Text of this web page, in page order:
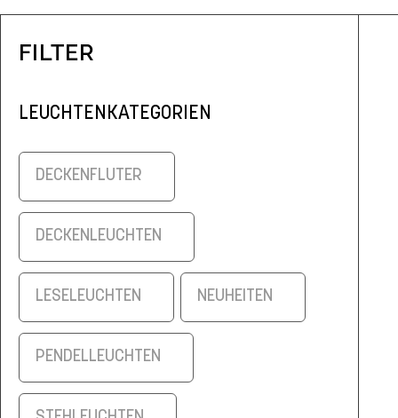
FILTER
LEUCHTENKATEGORIEN
DECKENFLUTER
DECKENLEUCHTEN
LESELEUCHTEN NEUHEITEN
PENDELLEUCHTEN